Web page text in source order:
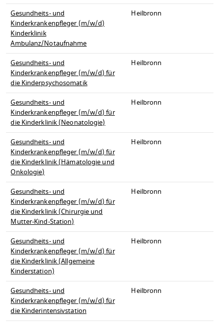
Gesundheits- und
Kinderkrankenpfleger (m/w/d)
Kinderklinik
Ambulanz/Notaufnahme
Heilbronn
Gesundheits- und
Kinderkrankenpfleger (m/w/d) für
die Kinderpsychosomatik
Heilbronn
Gesundheits- und
Kinderkrankenpfleger (m/w/d) für
die Kinderklinik (Neonatologie)
Heilbronn
Gesundheits- und
Kinderkrankenpfleger (m/w/d) für
die Kinderklinik (Hämatologie und
Onkologie)
Heilbronn
Gesundheits- und
Kinderkrankenpfleger (m/w/d) für
die Kinderklinik (Chirurgie und
Mutter-Kind-Station)
Heilbronn
Gesundheits- und
Kinderkrankenpfleger (m/w/d) für
die Kinderklinik (Allgemeine
Kinderstation)
Heilbronn
Gesundheits- und
Kinderkrankenpfleger (m/w/d) für
die Kinderintensivstation
Heilbronn